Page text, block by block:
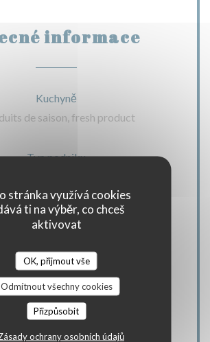
stránka využívá cookies
ti na výběr, co chceš
aktivovat
OK, přijmout vše
Odmítnout všechny cookies
Přizpůsobit
ochrany osobních údajů
informace
Kuchyně
de saison, fresh product
Typ podniku
et Gastro revisitée
Private Hire, , , WIFI
Platební metody
Cash, Visa, Debit Card